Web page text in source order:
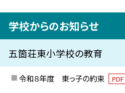
学校からのお知らせ
五箇荘東小学校の教育
令和８年度 東っ子の約束 PDF